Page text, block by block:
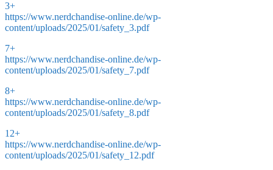
3+
https://www.nerdchandise-online.de/wp-
content/uploads/2025/01/safety_3.pdf
7+
https://www.nerdchandise-online.de/wp-
content/uploads/2025/01/safety_7.pdf
8+
https://www.nerdchandise-online.de/wp-
content/uploads/2025/01/safety_8.pdf
12+
https://www.nerdchandise-online.de/wp-
content/uploads/2025/01/safety_12.pdf